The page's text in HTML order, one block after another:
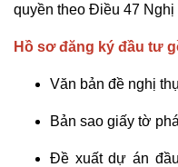
quyền theo Điều 47
Hồ sơ đăng ký đầu tư
Văn bản đề nghị
Bản sao giấy tờ
Đề xuất dự án